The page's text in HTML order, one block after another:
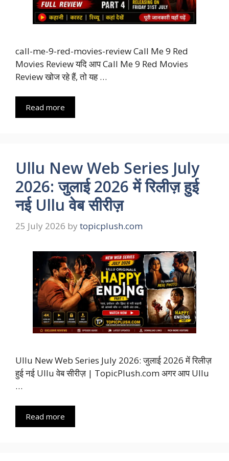
call-me-9-red-movies-review Call Me 9 Red
Movies Review यदि आप Call Me 9 Red Movies
Review खोज रहे हैं, तो यह …
Read more
Ullu New Web Series July
2026: जुलाई 2026 में रिलीज़ हुई
नई Ullu वेब सीरीज़
25 July 2026 by topicplush.com
Ullu New Web Series July 2026: जुलाई 2026 में रिलीज़
हुई नई Ullu वेब सीरीज़ | TopicPlush.com अगर आप Ullu
…
Read more